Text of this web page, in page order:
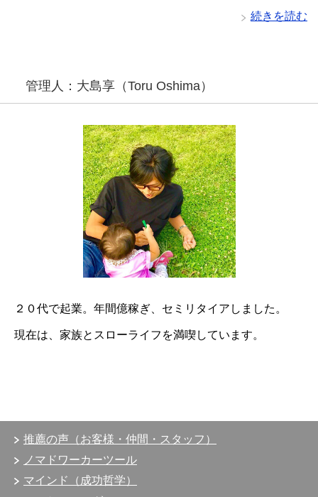
続きを読む
管理人：大島享（Toru Oshima）
２０代で起業。 年間億稼ぎ、 セミリタイアしました。
現在は、 家族とスローライフを満喫しています。
推薦の声（お客様・仲間・スタッフ）
ノマドワーカーツール
マインド（成功哲学）